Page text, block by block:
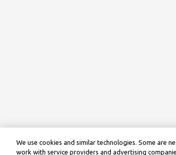
We use cookies and similar technologies. Some are
work with service providers and advertising